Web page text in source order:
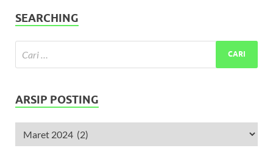
SEARCHING
ARSIP POSTING